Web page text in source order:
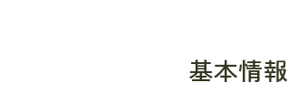
基本情報